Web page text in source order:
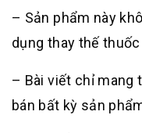
– Sản phẩm này
dụng thay thế
– Bài viết chỉ mang
bán bất kỳ sản